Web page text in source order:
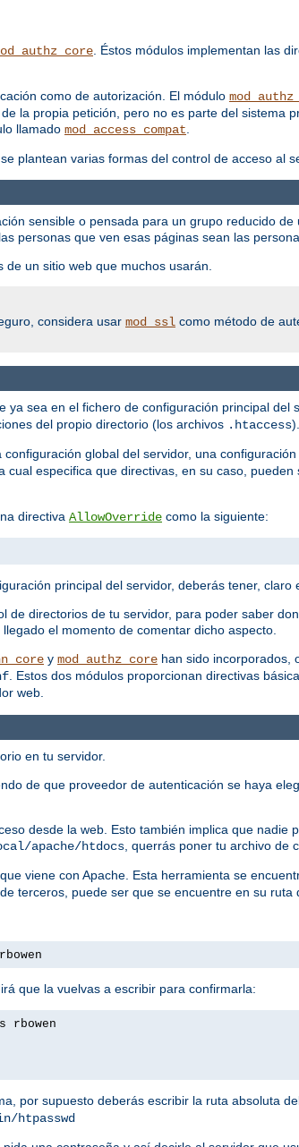
. Éstos módulos implementan las
como de autorización. El módulo
la propia petición, pero no es parte del sistema
llamado mod_access_compat
se plantean varias formas del control de acceso al
sensible o pensada para un grupo reducido
personas que ven esas páginas sean las
un sitio web que muchos usarán.
considera usar mod_ssl como método de
sea en el fichero de configuración principal del
del propio directorio (los archivos .htaccess).
configuración global del servidor, una
cual especifica que directivas, en su caso,
directiva AllowOverride como la siguiente:
principal del servidor, deberás tener,
directorios de tu servidor, para poder saber
el momento de comentar dicho aspecto.
y mod_authz_core han sido incorporados,
. Estos dos módulos proporcionan directivas
web.
en tu servidor.
de que proveedor de autenticación se haya
desde la web. Esto también implica que nadie
apache/htdocs , querrás poner tu archivo de
que viene con Apache. Esta herramienta se
terceros, puede ser que se encuentre en su ruta
que la vuelvas a escribir para confirmarla:
rbowen
por supuesto deberás escribir la ruta absoluta
htpasswd